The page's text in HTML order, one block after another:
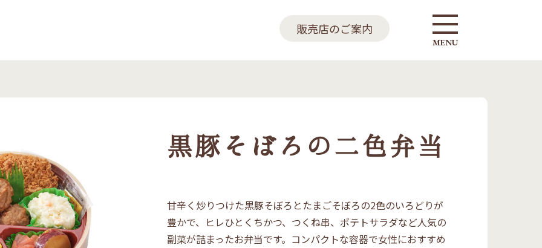
販売店のご案内
MENU
黒豚そぼろの二色弁当
甘辛く炒りつけた黒豚そぼろとたまごそぼろの2色のいろどりが
豊かで、ヒレひとくちかつ、つくね串、ポテトサラダなど人気の
副菜が詰まったお弁当です。コンパクトな容器で女性におすすめ